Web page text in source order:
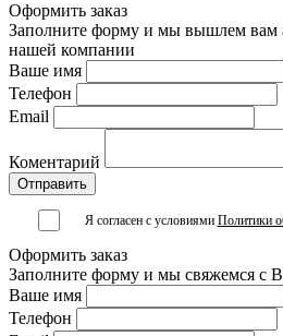
Оформить заказ
Заполните форму и мы вышлем вам
нашей компании
Ваше имя
Телефон
Email
Коментарий
Я согласен с условиями Политики
Оформить заказ
Заполните форму и мы свяжемся с
Ваше имя
Телефон